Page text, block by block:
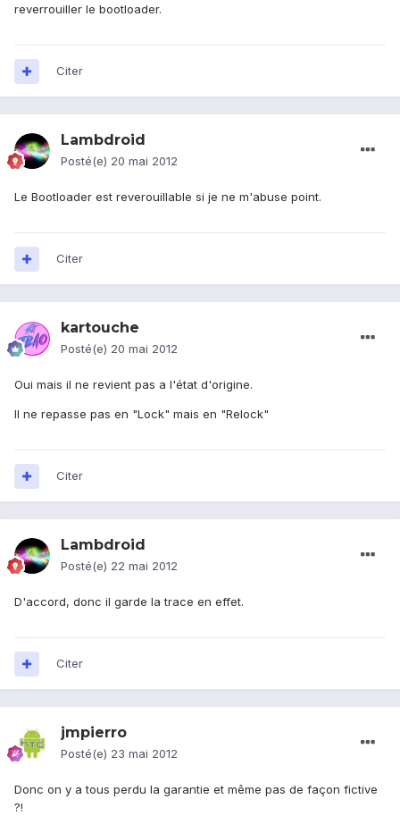
reverrouiller le bootloader.
Citer
Lambdroid
Posté(e) 20 mai 2012
Le Bootloader est reverouillable si je ne m'abuse point.
Citer
kartouche
Posté(e) 20 mai 2012
Oui mais il ne revient pas a l'état d'origine.
Il ne repasse pas en "Lock" mais en "Relock"
Citer
Lambdroid
Posté(e) 22 mai 2012
D'accord, donc il garde la trace en effet.
Citer
jmpierro
Posté(e) 23 mai 2012
Donc on y a tous perdu la garantie et même pas de façon fictive
?!